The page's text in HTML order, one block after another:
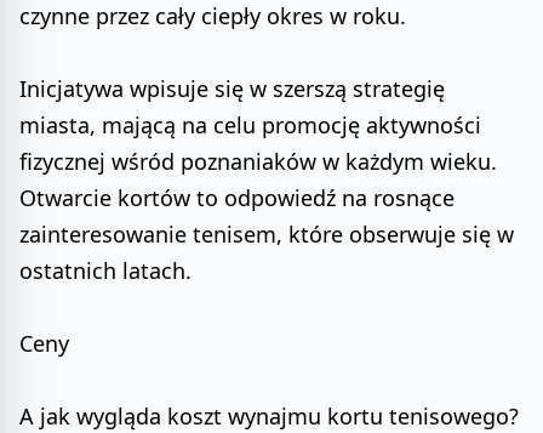
czynne przez cały ciepły okres w roku.
Inicjatywa wpisuje się w szerszą strategię
miasta, mającą na celu promocję aktywności
fizycznej wśród poznaniaków w każdym wieku.
Otwarcie kortów to odpowiedź na rosnące
zainteresowanie tenisem, które obserwuje się w
ostatnich latach.
Ceny
A jak wygląda koszt wynajmu kortu tenisowego?